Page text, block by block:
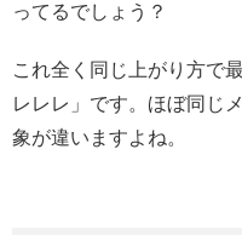
ってるでしょう？
これ全く同じ上がり方で
レレレ」です。ほぼ同じ
象が違いますよね。